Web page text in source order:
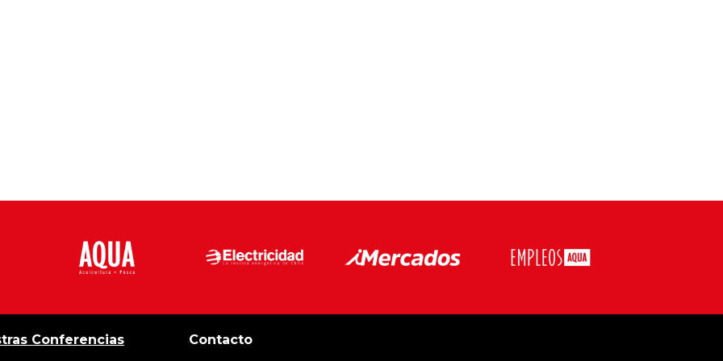
Conferencias Contacto